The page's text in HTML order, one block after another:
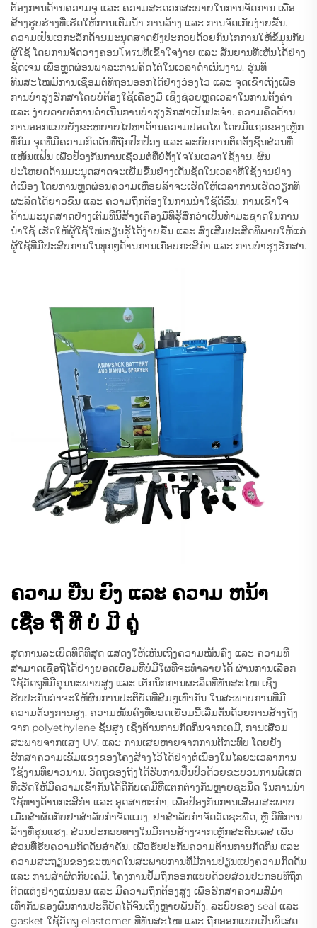
ຕ້ອງການດ້ານຄວາມຈຸ ແລະ ຄວາມສະດວກສະບາຍໃນການຈັດການ ເພື່ອ
ສ້າງຮູບຮ່າງທີ່ເຮັດໃຫ້ການເຕີມນ້ຳ ການລ້າງ ແລະ ການຈັດເກັບງ່າຍຂື້ນ.
ຄວາມເປັນເອກະລັກດ້ານມະນຸດສາດຍັງປະກອບດ້ວຍກົນໄກການໃຫ້ຂໍ້ມູນກັບ
ຜູ້ໃຊ້ ໂດຍການຈັດວາງຄອນโทรນທີ່ເຂົ້າໃຈງ່າຍ ແລະ ສັນຍານທີ່ເຫັນໄດ້ຢ່າງ
ຊັດເຈນ ເພື່ອຫຼຸດຜ່ອນພາລະການຄິດໄຕ່ໃນເວລາດຳເນີນງານ. ຮຸ່ນທີ່
ທັນສະໄໝມີການເຊື່ອມຕໍ່ທີ່ຖອນອອກໄດ້ຢ່າງວ່ອງໄວ ແລະ ຈຸດເຂົ້າເຖິງເພື່ອ
ການບໍາຮຸງຮັກສາໂດຍບໍ່ຕ້ອງໃຊ້ເຄື່ອງມື ເຊິ່ງຊ່ວຍຫຼຸດເວລາໃນການຕັ້ງຄ່າ
ແລະ ງ່າຍດາຍຕໍ່ການດຳເນີນການບໍາຮຸງຮັກສາເປັນປະຈຳ. ຄວາມຄິດດ້ານ
ການອອກແບບຍັງຂະຫຍາຍໄປຫາດ້ານຄວາມປອດໄພ ໂດຍມີແຖວຂອງເຫຼັກ
ທີ່ກົມ ຈຸດທີ່ມີຄວາມກົດດັນທີ່ຖືກປົກປ້ອງ ແລະ ລະບົບການຕິດຕັ້ງຊິ້ນສ່ວນທີ່
ແໜ້ນແຟ້ນ ເພື່ອປ້ອງກັນການເຊື່ອມຕໍ່ທີ່ບໍ່ຕັ້ງໃຈໃນເວລາໃຊ້ງານ. ຜົນ
ປະໂຫຍດດ້ານມະນຸດສາດຈະເພີ່ມຂື້ນຢ່າງເດັ່ນຊັດໃນເວລາທີ່ໃຊ້ງານຢ່າງ
ຕໍ່ເນື່ອງ ໂດຍການຫຼຸດຜ່ອນຄວາມເຫື່ອຍລ້າຈະເຮັດໃຫ້ເວລາການເຮັດວຽກທີ່
ຜະລິດໄດ້ຍາວຂື້ນ ແລະ ຄວາມຖືກຕ້ອງໃນການນຳໃຊ້ດີຂື້ນ. ການເຂົ້າໃຈ
ດ້ານມະນຸດສາດຢ່າງເຕັມທີ່ນີ້ສ້າງເຄື່ອງມືທີ່ຮູ້ສຶກວ່າເປັນທຳມະຊາດໃນການ
ນຳໃຊ້ ເຮັດໃຫ້ຜູ້ໃຊ້ໃໝ່ຮຽນຮູ້ໄດ້ງ່າຍຂື້ນ ແລະ ສົ່ງເສີມປະສິດທິພາບໃຫ້ແກ່
ຜູ້ໃຊ້ທີ່ມີປະສົບການໃນທຸກໆດ້ານການເກືອບກະສິກຳ ແລະ ການບໍາຮຸງຮັກສາ.
ຄວາມ ຍືນ ຍົງ ແລະ ຄວາມ ຫນ້າ
ເຊື່ອ ຖື ທີ່ ບໍ່ ມີ ຄູ່
ສູດການລະເບີດທີ່ດີທີ່ສຸດ ແສດງໃຫ້ເຫັນເຖິງຄວາມໝັ້ນຄົງ ແລະ ຄວາມທີ່
ສາມາດເຊື່ອຖືໄດ້ຢ່າງຍອດເຍື່ອມທີ່ບໍ່ມີໃຜທີ່ຈະທຳລາຍໄດ້ ຜ່ານການເລືອກ
ໃຊ້ວັດຖຸທີ່ມີຄຸນນະພາບສູງ ແລະ ເຕັກນິກການຜະລິດທີ່ທັນສະໄໝ ເຊິ່ງ
ຮັບປະກັນວ່າຈະໃຫ້ຜົນການປະຕິບັດທີ່ສົມໆເທົ່າກັນ ໃນສະພາບການທີ່ມີ
ຄວາມຕ້ອງການສູງ. ຄວາມໝັ້ນຄົງທີ່ຍອດເຍື່ອມນີ້ເລີ່ມຕົ້ນດ້ວຍການສ້າງຖັງ
ຈາກ polyethylene ຊັ້ນສູງ ເຊິ່ງຕ້ານການກັດກິນຈາກເຄມີ, ການເສື່ອມ
ສະພາບຈາກແສງ UV, ແລະ ການເສຍຫາຍຈາກການຕີກະທົບ ໂດຍຍັງ
ຮັກສາຄວາມເຂັ້ມແຂງຂອງໂຄງສ້າງໄວ້ໄດ້ຢ່າງຕໍ່ເນື່ອງໃນໄລຍະເວລາການ
ໃຊ້ງານທີ່ຍາວນານ. ວັດຖຸຂອງຖັງໄດ້ຮັບການປິ່ນປົວດ້ວຍຂະບວນການພິເສດ
ທີ່ເຮັດໃຫ້ມີຄວາມເຂົ້າກັນໄດ້ດີກັບເຄມີທີ່ແຕກຕ່າງກັນຫຼາຍຊະນິດ ໃນການນຳ
ໃຊ້ທາງດ້ານກະສິກຳ ແລະ ອຸດສາຫະກຳ, ເພື່ອປ້ອງກັນການເສື່ອມສະພາບ
ເມື່ອສຳຜັດກັບຢາສຳລັບກຳຈັດແມງ, ຢາສຳລັບກຳຈັດວັດຊະພືດ, ຫຼື ວິທີການ
ລ້າງທີ່ຮຸນແຮງ. ສ່ວນປະກອບທາງໃນມີການສ້າງຈາກເຫຼັກສະຕີນເລສ ເພື່ອ
ສ່ວນທີ່ຮັບຄວາມກົດດັນສຳຄັນ, ເພື່ອຮັບປະກັນຄວາມຕ້ານການກັດກິນ ແລະ
ຄວາມສະຖຽນຂອງຂະໜາດໃນສະພາບການທີ່ມີການປ່ຽນແປງຄວາມກົດດັນ
ແລະ ການສຳຜັດກັບເຄມີ. ໂຄງການປັ້ມຖືກອອກແບບດ້ວຍສ່ວນປະກອບທີ່ຖືກ
ຕັດແຕ່ງຢ່າງແນ່ນອນ ແລະ ມີຄວາມຖືກຕ້ອງສູງ ເພື່ອຮັກສາຄວາມສົມ່ຳ
ເທົ່າກັນຂອງຜົນການປະຕິບັດໄດ້ຈົນເຖິງຫຼາຍພັນຄັ້ງ. ລະບົບຂອງ seal ແລະ
gasket ໃຊ້ວັດຖຸ elastomer ທີ່ທັນສະໄໝ ແລະ ຖືກອອກແບບເປັນພິເສດ